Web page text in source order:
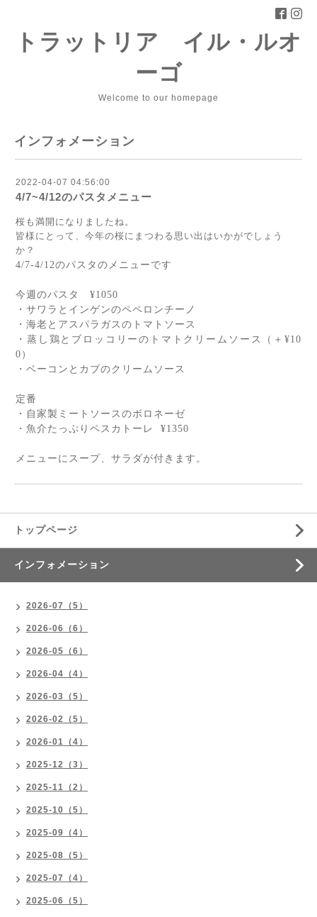
トラットリア イル・ルオ
ーゴ
Welcome to our homepage
インフォメーション
2022-04-07 04:56:00
4/7~4/12のパスタメニュー
桜も満開になりましたね。
皆様にとって、今年の桜にまつわる思い出はいかがでしょう
か？
4/7-4/12のパスタのメニューです
今週のパスタ
¥1050
・サワラとインゲンのペペロンチーノ
・海老とアスパラガスのトマトソース
・蒸し鶏とブロッコリーのトマトクリームソース（＋ ¥10
0 ）
・ベーコンとカブのクリームソース
定番
・自家製ミートソースのボロネーゼ
・魚介たっぷりペスカトーレ
¥1350
メニューにスープ、サラダが付きます。
トップページ
インフォメーション
2026-07（5）
2026-06（6）
2026-05（6）
2026-04（4）
2026-03（5）
2026-02（5）
2026-01（4）
2025-12（3）
2025-11（2）
2025-10（5）
2025-09（4）
2025-08（5）
2025-07（4）
2025-06（5）